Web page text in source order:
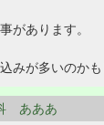
があります。
みが多いのかも
あああ